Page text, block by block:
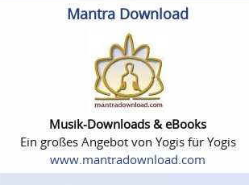
Mantra Download
Musik-Downloads & eBooks
Ein großes Angebot von Yogis für Yogis
www.mantradownload.com